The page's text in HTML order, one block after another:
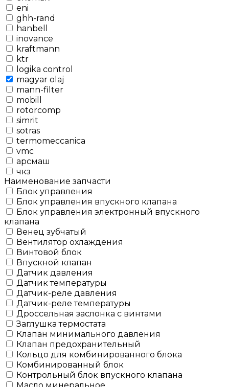
eni
ghh-rand
hanbell
inovance
kraftmann
ktr
logika control
magyar olaj
mann-filter
mobill
rotorcomp
simrit
sotras
termomeccanica
vmc
арсмаш
чкз
Наименование запчасти
Блок управления
Блок управления впускного клапана
Блок управления электронный впускного
клапана
Венец зубчатый
Вентилятор охлаждения
Винтовой блок
Впускной клапан
Датчик давления
Датчик температуры
Датчик-реле давления
Датчик-реле температуры
Дроссельная заслонка с винтами
Заглушка термостата
Клапан минимального давления
Клапан предохранительный
Кольцо для комбинированного блока
Комбинированный блок
Контрольный блок впускного клапана